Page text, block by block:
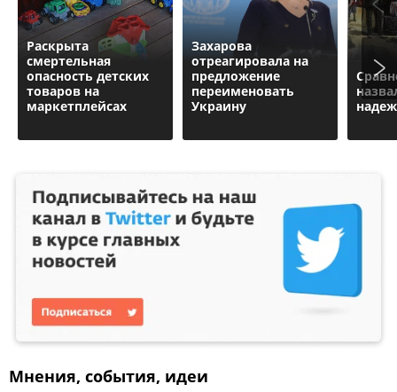
Раскрыта
смертельная
опасность детских
товаров на
маркетплейсах
Захарова
отреагировала на
предложение
переименовать
Украину
Мнения, события, идеи